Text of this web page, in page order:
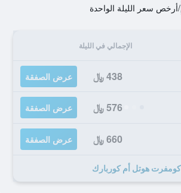
/أرخص سعر الليلة الواحدة
الإجمالي في الليلة
438 ﷼ عرض الصفقة
576 ﷼ عرض الصفقة
660 ﷼ عرض الصفقة